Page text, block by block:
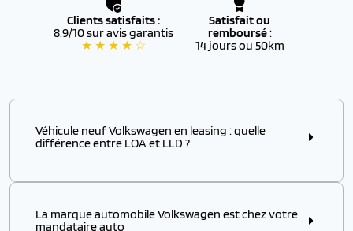
Clients satisfaits :
8.9/10 sur avis garantis
★ ★ ★ ★ ☆
Satisfait ou
remboursé:
14 jours ou 50km
Véhicule neuf Volkswagen en leasing : quelle
différence entre LOA et LLD ?
Optez pour le leasing pour l’achat de votre voiture
Option d’Achat (LOA) et la Location Longue Durée
(LLD). La LOA donne la possibilité à un automobiliste
La marque automobile Volkswagen est chez votre
mandataire auto